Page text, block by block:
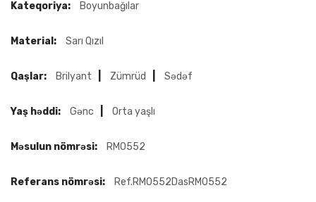
Kateqoriya: Boyunbağılar
Material: Sarı Qızıl
Qaşlar: Brilyant Zümrüd Sədəf
Yaş həddi: Gənc Orta yaşlı
Məsulun nömrəsi: RM0552
Referans nömrəsi: Ref.RM0552DasRM0552